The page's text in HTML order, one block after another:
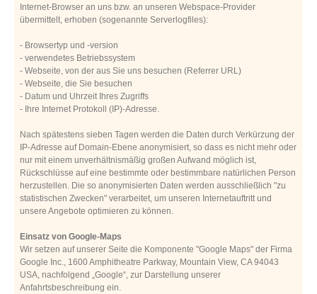
Internet-Browser an uns bzw. an unseren Webspace-Provider
übermittelt, erhoben (sogenannte Serverlogfiles):
- Browsertyp und -version
- verwendetes Betriebssystem
- Webseite, von der aus Sie uns besuchen (Referrer URL)
- Webseite, die Sie besuchen
- Datum und Uhrzeit Ihres Zugriffs
- Ihre Internet Protokoll (IP)-Adresse.
Nach spätestens sieben Tagen werden die Daten durch Verkürzung der
IP-Adresse auf Domain-Ebene anonymisiert, so dass es nicht mehr oder
nur mit einem unverhältnismäßig großen Aufwand möglich ist,
Rückschlüsse auf eine bestimmte oder bestimmbare natürlichen Person
herzustellen. Die so anonymisierten Daten werden ausschließlich "zu
statistischen Zwecken" verarbeitet, um unseren Internetauftritt und
unsere Angebote optimieren zu können.
Einsatz von Google-Maps
Wir setzen auf unserer Seite die Komponente "Google Maps" der Firma
Google Inc., 1600 Amphitheatre Parkway, Mountain View, CA 94043
USA, nachfolgend „Google“, zur Darstellung unserer
Anfahrtsbeschreibung ein.